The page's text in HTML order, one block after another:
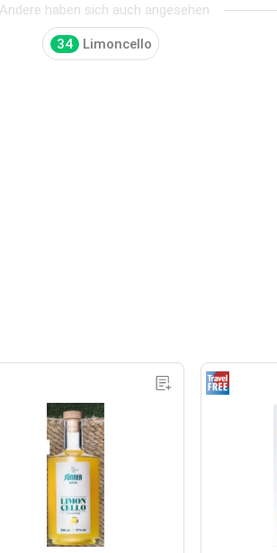
Andere haben sich auch angesehen
34 Limoncello